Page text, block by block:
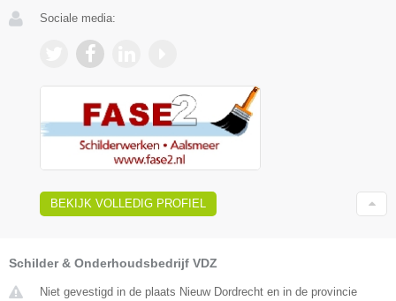
Sociale media:
BEKIJK VOLLEDIG PROFIEL
Schilder & Onderhoudsbedrijf VDZ
Niet gevestigd in de plaats Nieuw Dordrecht en in de provincie